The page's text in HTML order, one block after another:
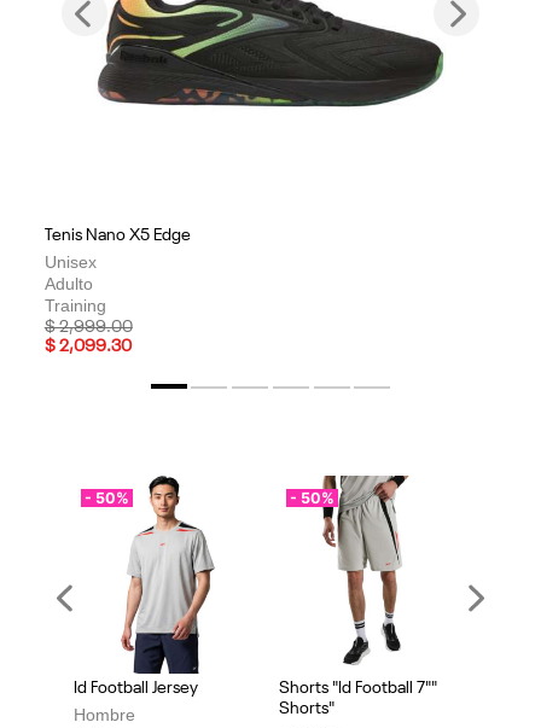
Tenis Nano X5 Edge
Unisex
Adulto
Training
Price reduced from
$ 2,999.00to
$ 2,099.30
Previous
- 50%
Id Football Jersey
Hombre
- 50%
Shorts "Id Football 7""
Shorts"
Previous